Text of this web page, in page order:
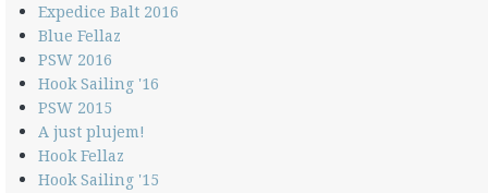
Expedice Balt 2016
Blue Fellaz
PSW 2016
Hook Sailing '16
PSW 2015
A just plujem!
Hook Fellaz
Hook Sailing '15